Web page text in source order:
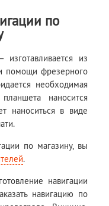
по
– изготавливается из
помощи фрезерного
необходимая
наносится
наноситься в виде
по магазину, вы
.
навигации
навигацию по